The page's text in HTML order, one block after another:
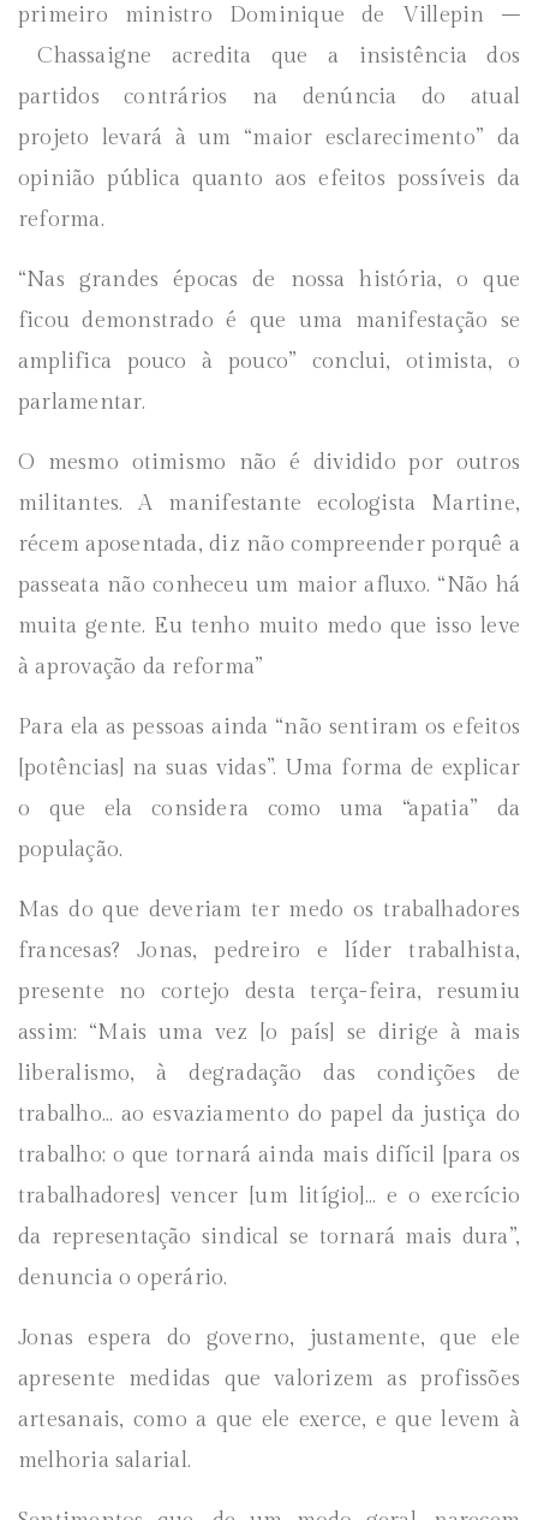
primeiro ministro Dominique de Villepin –
Chassaigne acredita que a insistência dos
partidos contrários na denúncia do atual
projeto levará à um “maior esclarecimento” da
opinião pública quanto aos efeitos possíveis da
reforma.
“Nas grandes épocas de nossa história, o que
ficou demonstrado é que uma manifestação se
amplifica pouco à pouco” conclui, otimista, o
parlamentar.
O mesmo otimismo não é dividido por outros
militantes. A manifestante ecologista Martine,
récem aposentada, diz não compreender porquê a
passeata não conheceu um maior afluxo. “Não há
muita gente. Eu tenho muito medo que isso leve
à aprovação da reforma”
Para ela as pessoas ainda “não sentiram os efeitos
[potências] na suas vidas”. Uma forma de explicar
o que ela considera como uma “apatia” da
população.
Mas do que deveriam ter medo os trabalhadores
francesas? Jonas, pedreiro e líder trabalhista,
presente no cortejo desta terça-feira, resumiu
assim: “Mais uma vez [o país] se dirige à mais
liberalismo, à degradação das condições de
trabalho… ao esvaziamento do papel da justiça do
trabalho; o que tornará ainda mais difícil [para os
trabalhadores] vencer [um litígio]… e o exercício
da representação sindical se tornará mais dura”,
denuncia o operário.
Jonas espera do governo, justamente, que ele
apresente medidas que valorizem as profissões
artesanais, como a que ele exerce, e que levem à
melhoria salarial.